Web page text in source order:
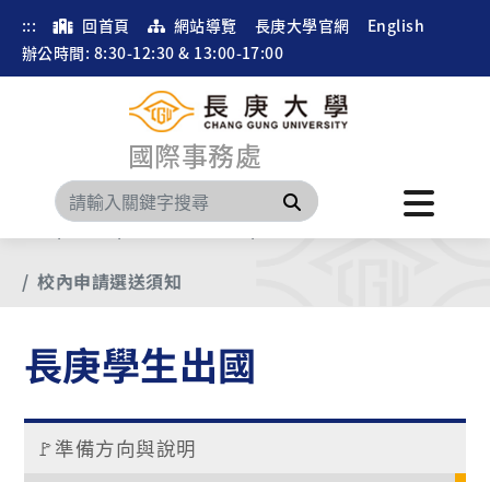
::: 回首頁 網站導覽 長庚大學官網
English
辦公時間: 8:30-12:30 & 13:00-17:00
國際事務處
搜尋
選單 長庚學生出國
雙學位、交換學生
校內申請選送須知
長庚學生出國
🚩準備方向與說明